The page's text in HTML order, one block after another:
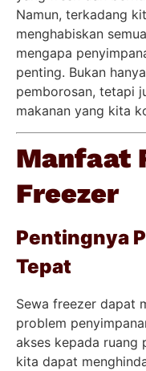
Namun, terkadang
menghabiskan
mengapa
penting. Bukan
pemborosan, tetapi
makanan yang kita
Manfaat
Freezer
Pentingnya
Tepat
Sewa freezer dapat
problem
akses kepada ruang
kita dapat